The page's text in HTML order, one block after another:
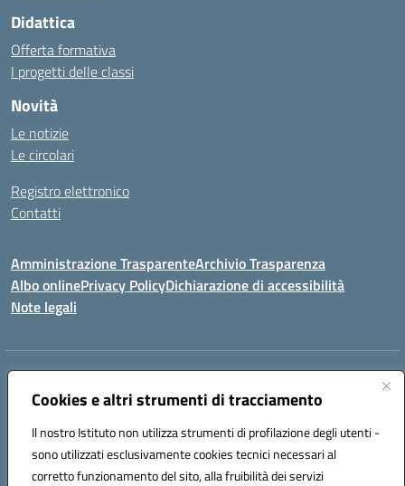
Cookies e altri strumenti di tracciamento
Il nostro Istituto non utilizza strumenti di profilazione degli utenti -
sono utilizzati esclusivamente cookies tecnici necessari al
corretto funzionamento del sito, alla fruibilità dei servizi
Didattica
Offerta formativa
I progetti delle classi
Novità
Le notizie
Le circolari
Registro elettronico
Contatti
Amministrazione TrasparenteArchivio Trasparenza
Albo onlinePrivacy PolicyDichiarazione di accessibilità
Note legali
Indirizzo:
Centralino:096721161 Email:czic869004@istruzione.it
Codice fiscale: 84000710792
Codice meccanografico:
CZIC869004